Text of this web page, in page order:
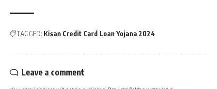
TAGGED: Kisan Credit Card Loan Yojana 2024
Leave a comment